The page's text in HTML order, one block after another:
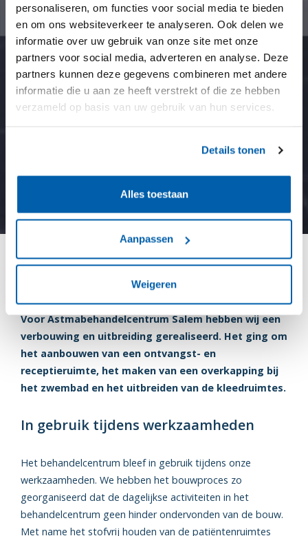
personaliseren, om functies voor social media te bieden
en om ons websiteverkeer te analyseren. Ook delen we
informatie over uw gebruik van onze site met onze
partners voor social media, adverteren en analyse. Deze
partners kunnen deze gegevens combineren met andere
informatie die u aan ze heeft verstrekt of die ze hebben
verzameld op basis van uw gebruik van hun services.
Details tonen
Alles toestaan
Aanpassen
Weigeren
Verbouwing en uitbreiding
Voor Astmabehandelcentrum Salem hebben wij een
verbouwing en uitbreiding gerealiseerd. Het ging om
het aanbouwen van een ontvangst- en
receptieruimte, het maken van een overkapping bij
het zwembad en het uitbreiden van de kleedruimtes.
In gebruik tijdens werkzaamheden
Het behandelcentrum bleef in gebruik tijdens onze
werkzaamheden. We hebben het bouwproces zo
georganiseerd dat de dagelijkse activiteiten in het
behandelcentrum geen hinder ondervonden van de bouw.
Met name het stofvrij houden van de patiëntenruimtes